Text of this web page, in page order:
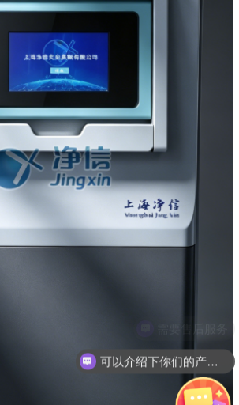
可以介绍下你们的产品么?